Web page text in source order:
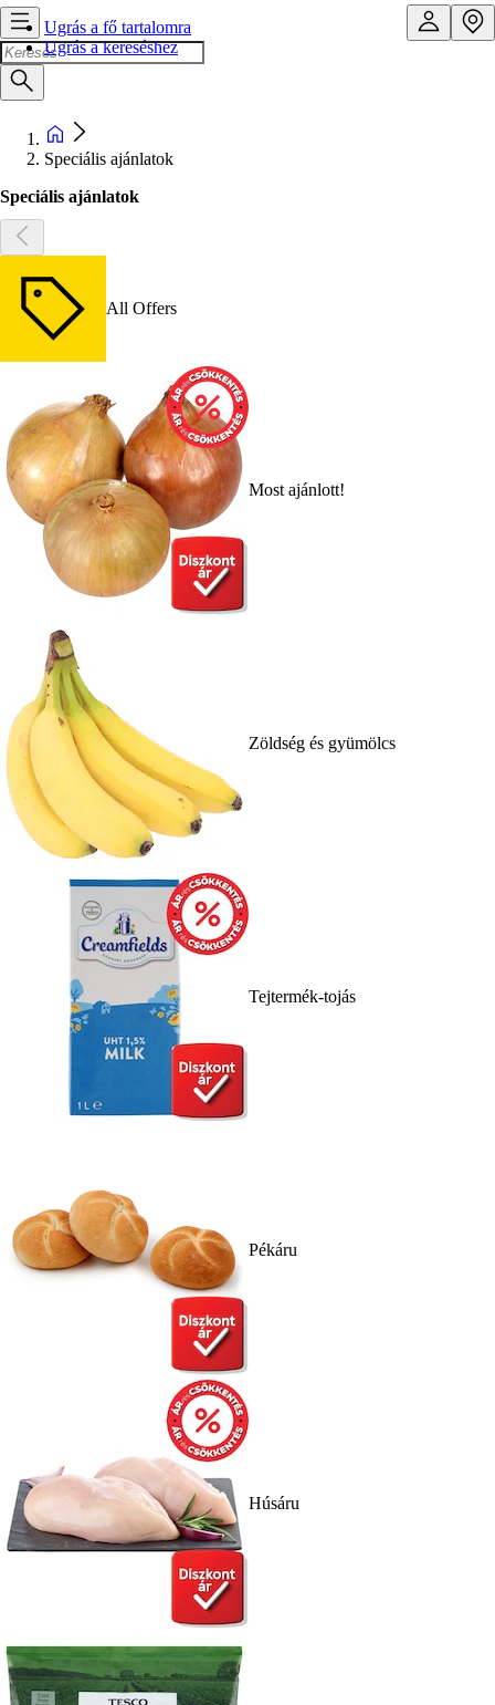
Ugrás a fő tartalomra
Ugrás a kereséshez
Speciális ajánlatok
Speciális ajánlatok
All Offers
Most ajánlott!
Zöldség és gyümölcs
Tejtermék-tojás
Pékáru
Húsáru